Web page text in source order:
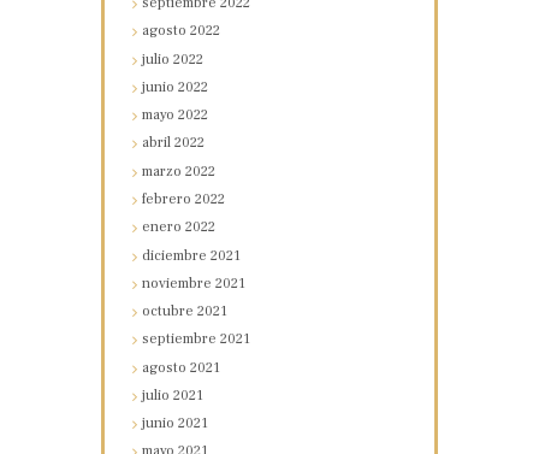
agosto2022
julio2022
junio2022
mayo2022
abril2022
marzo2022
febrero2022
enero2022
diciembre2021
noviembre2021
octubre2021
septiembre2021
agosto2021
julio2021
junio2021